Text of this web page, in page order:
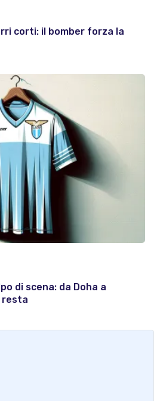
corti: il bomber forza la
di scena: da Doha a
resta